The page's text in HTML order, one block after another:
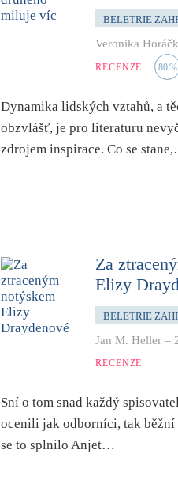
BELETRIE
Veronika
RECENZE 80%
Dynamika lidských vztahů, a
obzvlášť, je pro literaturu
zdrojem inspirace. Co se
Za
Elizy
BELETRIE
Jan M. Heller –
RECENZE
Sní o tom snad každý
ocenili jak odborníci, tak běžní
se to splnilo Anjet…